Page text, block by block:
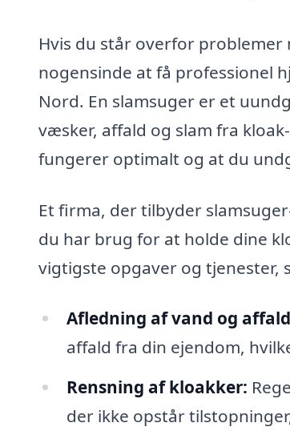
Hvis du står overfor
nogensinde at få professionel
Nord. En slamsuger er et
væsker, affald og slam fra
fungerer optimalt og at du
Et firma, der tilbyder
du har brug for at holde dine
vigtigste opgaver og tjenester,
Afledning af vand og
affald fra din ejendom,
Rensning af kloakker:
der ikke opstår